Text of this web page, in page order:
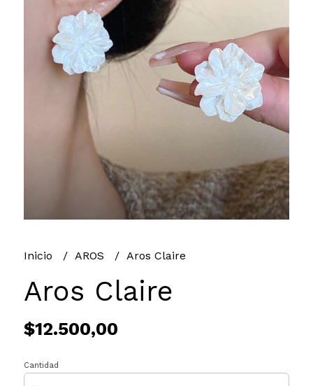
Inicio AROS Aros Claire
Aros Claire
$12.500,00
Cantidad